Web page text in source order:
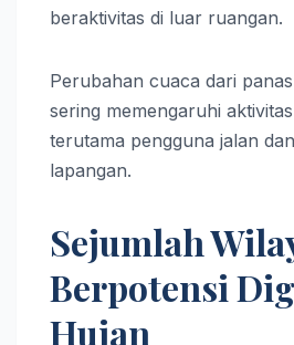
beraktivitas di luar ruangan.
Perubahan cuaca dari
sering memengaruhi
terutama pengguna jalan
lapangan.
Sejumlah
Berpotensi
Hujan